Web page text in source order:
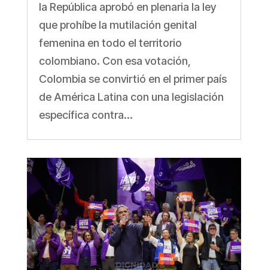
la República aprobó en plenaria la ley
que prohíbe la mutilación genital
femenina en todo el territorio
colombiano. Con esa votación,
Colombia se convirtió en el primer país
de América Latina con una legislación
específica contra...